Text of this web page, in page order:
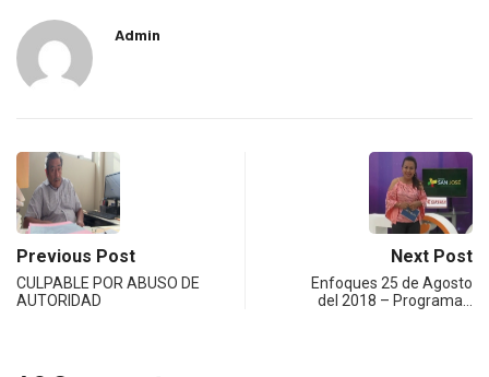
Admin
Previous Post
CULPABLE POR ABUSO DE
AUTORIDAD
Next Post
Enfoques 25 de Agosto
del 2018 – Programa…